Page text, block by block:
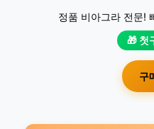
정품 비아그라 전문!
🎁 첫
구